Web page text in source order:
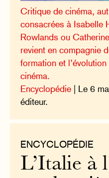
Critique de cinéma,
consacrées à Isabelle
Rowlands ou
revient en compagnie
formation et
cinéma.
Encyclopédie | Le 6
éditeur.
ENCYCLOPÉDIE
L’Italie à